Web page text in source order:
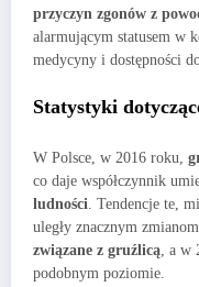
przyczyn zgonów z
alarmującym statusem w
medycyny i dostępności
Statystyki
W Polsce, w 2016 roku,
co daje współczynnik
ludności. Tendencje te,
uległy znacznym
związane z gruźlicą, a w
podobnym poziomie.